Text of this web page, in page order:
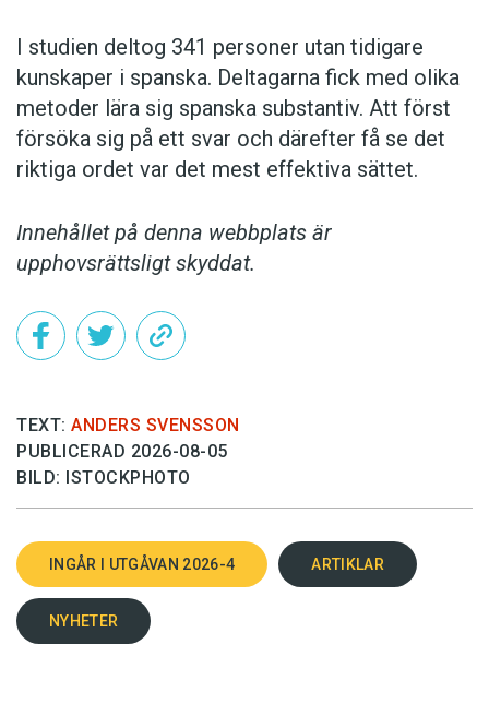
I studien deltog 341 personer utan tidigare
kunskaper i spanska. Deltagarna fick med olika
metoder lära sig spanska substantiv. Att först
försöka sig på ett svar och därefter få se det
riktiga ordet var det mest effektiva sättet.
Innehållet på denna webbplats är
upphovsrättsligt skyddat.
TEXT: ANDERS SVENSSON
PUBLICERAD 2026-08-05
BILD: ISTOCKPHOTO
INGÅR I UTGÅVAN 2026-4 ARTIKLAR
NYHETER